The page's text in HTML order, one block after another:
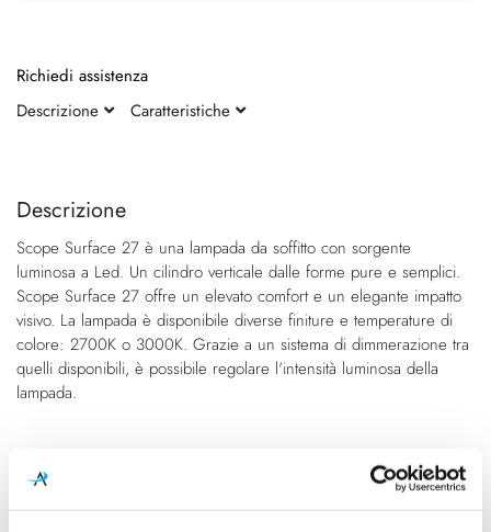
fine
galleria
di
immagini
della
di
immagini
Descrizione
Scope Surface 27 è una lampada da soffitto con sorgente
luminosa a Led. Un cilindro verticale dalle forme pure e semplici.
Scope Surface 27 offre un elevato comfort e un elegante impatto
visivo. La lampada è disponibile diverse finiture e temperature di
colore: 2700K o 3000K. Grazie a un sistema di dimmerazione tra
quelli disponibili, è possibile regolare l'intensità luminosa della
lampada.
Caratteristiche
Cod.Art.
Colore led
Richiedi assistenza
Descrizione
Caratteristiche